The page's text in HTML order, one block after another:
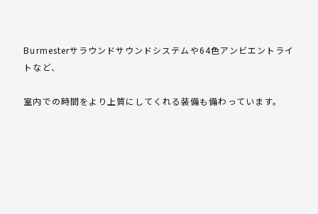
Burmesterサラウンドサウンドシステムや64色アンビエントライ
トなど、
室内での時間をより上質にしてくれる装備も備わっています。